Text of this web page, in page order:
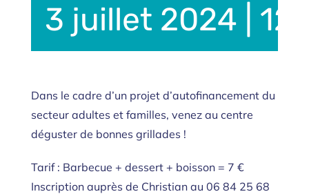
3 juillet 2024 |
Dans le cadre d’un projet d’autofinancement du
secteur adultes et familles, venez au centre
déguster de bonnes grillades !
Tarif : Barbecue + dessert + boisson = 7 €
Inscription auprès de Christian au 06 84 25 68